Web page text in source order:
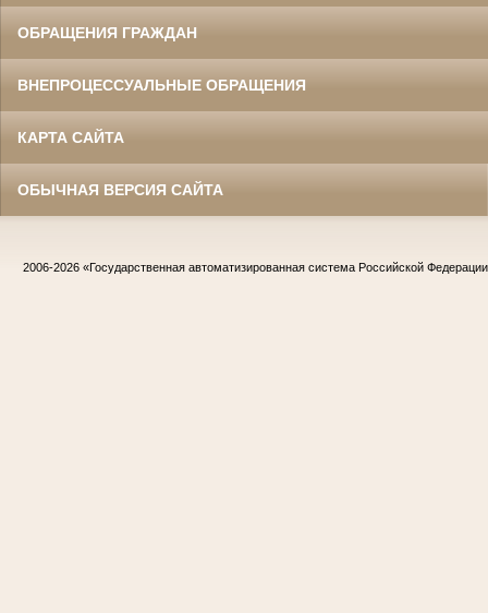
ОБРАЩЕНИЯ ГРАЖДАН
ВНЕПРОЦЕССУАЛЬНЫЕ ОБРАЩЕНИЯ
КАРТА САЙТА
ОБЫЧНАЯ ВЕРСИЯ САЙТА
2006-2026 «Государственная автоматизированная система Российской